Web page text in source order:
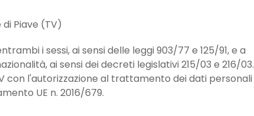
Piave (TV)
i sessi, ai sensi delle leggi 903/77 e 125/91, e a
ai sensi dei decreti legislativi 215/03 e 216/03.
con l'autorizzazione al trattamento dei dati personali
UE n. 2016/679.